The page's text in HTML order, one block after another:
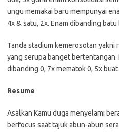
ungu memakai baru mempunyai
4x & satu, 2x. Enam dibanding
Tanda stadium kemerosotan yakni
yang serupa banget bertentangan.
dibanding 0, 7x mematok 0, 5x
Resume
Asalkan Kamu duga menyelami
berfocus saat tajuk abun-abun